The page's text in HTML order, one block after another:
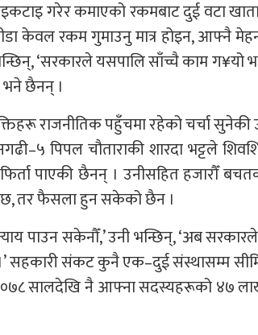
गरेर कमाएको रकमबाट दुई वटा
केवल रकम गुमाउनु मात्र होइन, आफ्नै
‘सरकारले यसपालि साँच्चै काम ग¥यो
भने छैनन् ।
राजनीतिक पहुँचमा रहेको चर्चा
पिपल चौताराकी शारदा भट्टले
पाएकी छैनन् । उनीसहित हजारौँ
छ, तर फैसला हुन सकेको छैन ।
पाउन सकेनौँ,’ उनी भन्छिन्, ‘अब
सहकारी संकट कुनै एक–दुई संस्थासम्म
सालदेखि नै आफ्ना सदस्यहरूको ४७